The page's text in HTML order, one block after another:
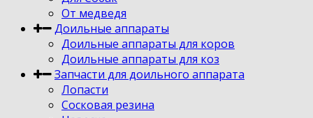
От медведя
Доильные аппараты
Доильные аппараты для коров
Доильные аппараты для коз
Запчасти для доильного аппарата
Лопасти
Сосковая резина